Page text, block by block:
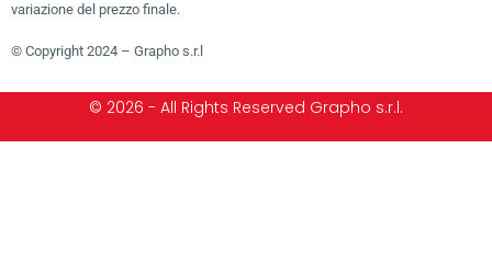
variazione del prezzo finale.
© Copyright 2024 – Grapho s.r.l
© 2026 - All Rights Reserved Grapho s.r.l.